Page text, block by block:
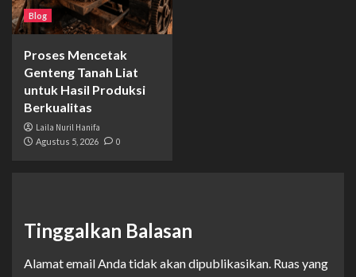
Blog
Proses Mencetak
Genteng Tanah Liat
untuk Hasil Produksi
Berkualitas
Laila Nuril Hanifa
Agustus 5, 2026 0
Tinggalkan Balasan
Alamat email Anda tidak akan dipublikasikan. Ruas yang